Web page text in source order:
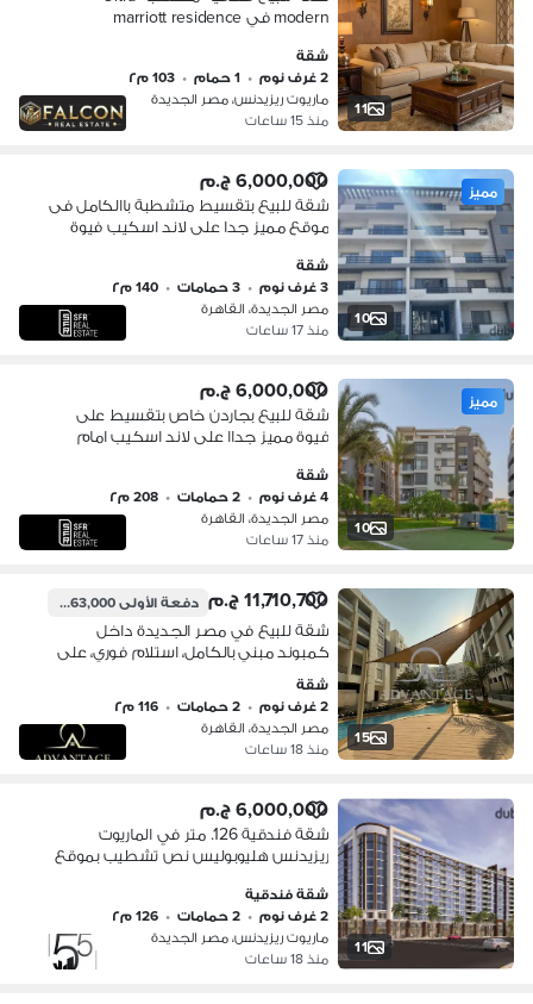
11
modern في marriott residence
ستنر الماظه
شقة
2 غرف نوم
• 1 حمام • 103 م٢
ماريوت ريزيدنس، مصر الجديدة
منذ 15 ساعات
10
مميز 6,000,000 ج.م
شقة للبيع بتقسيط متشطبة باالكامل فى
موقع مميز جدا على لاند اسكيب فيوة
شقة
3 غرف نوم
• 3 حمامات • 140 م٢
مصر الجديدة، القاهرة
منذ 17 ساعات
10
مميز 6,000,000 ج.م
شقة للبيع بجاردن خاص بتقسيط على
فيوة مميز جداا على لاند اسكيب امام
مصرالجديدة
شقة
4 غرف نوم
• 2 حمامات • 208 م٢
مصر الجديدة، القاهرة
منذ 17 ساعات
15
11,710,700 ج.م دفعة الأولى6,363,000 ج.م
شقة للبيع في مصر الجديدة داخل
كمبوند مبني بالكامل، استلام فوري، على
2 حمام، ريسبشن، 2 تراس، مميزةجدا
شقة
2 غرف نوم
• 2 حمامات • 116 م٢
مصر الجديدة، القاهرة
منذ 18 ساعات
11
6,000,000 ج.م
شقة فندقية 126. متر في الماريوت
ريزيدنس هليوبوليس نص تشطيب بموقع
Marriott residence
شقة فندقية
2 غرف نوم
• 2 حمامات • 126 م٢
ماريوت ريزيدنس، مصر الجديدة
منذ 18 ساعات